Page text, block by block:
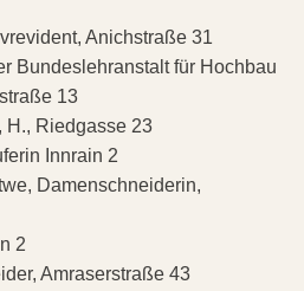
Anichstraße 31
Bundeslehranstalt für Hochbau
13
Riedgasse 23
Innrain 2
Damenschneiderin,
2
Amraserstraße 43